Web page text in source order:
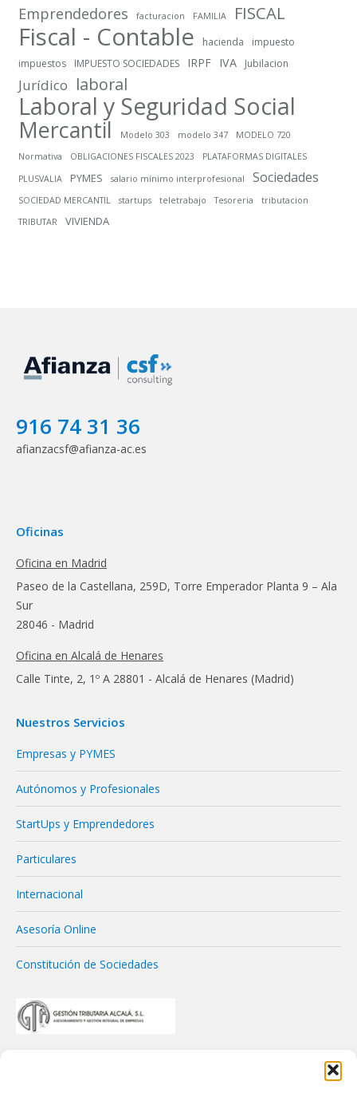
Emprendedores facturacion FAMILIA FISCAL
Fiscal - Contable hacienda
impuesto
impuestos
IMPUESTO SOCIEDADES IRPF IVA Jubilacion
Jurídico laboral
Laboral y Seguridad Social
Mercantil Modelo 303 modelo 347
MODELO 720
Normativa
OBLIGACIONES FISCALES 2023
PLATAFORMAS DIGITALES
PLUSVALIA
PYMES salario mínimo interprofesional Sociedades
SOCIEDAD MERCANTIL startups teletrabajo Tesoreria
tributacion
TRIBUTAR
VIVIENDA
916 74 31 36
afianzacsf@afianza-ac.es
Oficinas
Oficina en Madrid
Paseo de la Castellana, 259D, Torre Emperador Planta 9 – Ala
Sur
28046 - Madrid
Oficina en Alcalá de Henares
Calle Tinte, 2, 1º A 28801 - Alcalá de Henares (Madrid)
Nuestros Servicios
Empresas y PYMES
Autónomos y Profesionales
StartUps y Emprendedores
Particulares
Internacional
Asesoría Online
Constitución de Sociedades